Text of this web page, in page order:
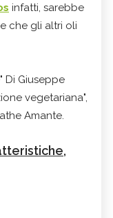
infatti, sarebbe
che gli altri oli
Di Giuseppe
vegetariana",
Amante.